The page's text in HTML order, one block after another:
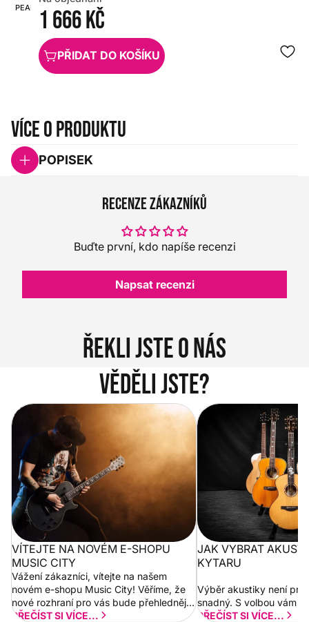
PEARL
HX0000000034440
1 666 Kč
PŘIDAT DO KOŠÍKU
Více o produktu
POPISEK
Recenze zákazníků
Buďte první, kdo napíše recenzi
Napsat recenzi
Řekli jste o nás
Věděli jste?
Vítejte na novém e-shopu Music
City
VÍTEJTE NA NOVÉM E-SHOPU
MUSIC CITY
Vážení zákazníci, vítejte na našem
novém e-shopu Music City! Věříme, že
nové rozhraní pro vás bude přehlednější
a rychlejší. Postupně budeme přidávat
PŘEČÍST SI VÍCE...
Jak vybrat
JAK VYBRAT
KYTARU
Výběr akustiky není pro
snadný. S volbou vám
PŘEČÍST SI VÍCE...